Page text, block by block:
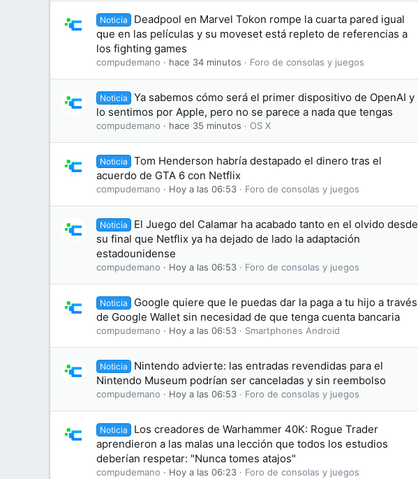
Noticia
Deadpool en Marvel Tokon rompe la cuarta pared igual
que en las películas y su moveset está repleto de referencias a
los fighting games
compudemano hace 34 minutos Foro de consolas y juegos
Noticia
Ya sabemos cómo será el primer dispositivo de OpenAI y
lo sentimos por Apple, pero no se parece a nada que tengas
compudemano hace 35 minutos OS X
Noticia
Tom Henderson habría destapado el dinero tras el
acuerdo de GTA 6 con Netflix
compudemano Hoy a las 06:53 Foro de consolas y juegos
Noticia
El Juego del Calamar ha acabado tanto en el olvido desde
su final que Netflix ya ha dejado de lado la adaptación
estadounidense
compudemano Hoy a las 06:53 Foro de consolas y juegos
Noticia
Google quiere que le puedas dar la paga a tu hijo a través
de Google Wallet sin necesidad de que tenga cuenta bancaria
compudemano Hoy a las 06:53 Smartphones Android
Noticia
Nintendo advierte: las entradas revendidas para el
Nintendo Museum podrían ser canceladas y sin reembolso
compudemano Hoy a las 06:53 Foro de consolas y juegos
Noticia
Los creadores de Warhammer 40K: Rogue Trader
aprendieron a las malas una lección que todos los estudios
deberían respetar: "Nunca tomes atajos"
compudemano Hoy a las 06:23 Foro de consolas y juegos